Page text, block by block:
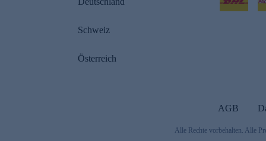
Schweiz
Österreich
AGB
Alle Rechte vorbehalten. Alle